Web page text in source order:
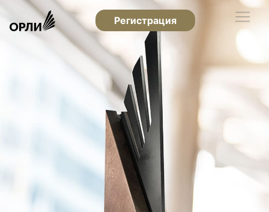
Регистрация